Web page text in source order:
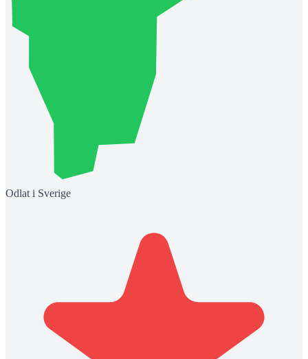
Odlat i Sverige